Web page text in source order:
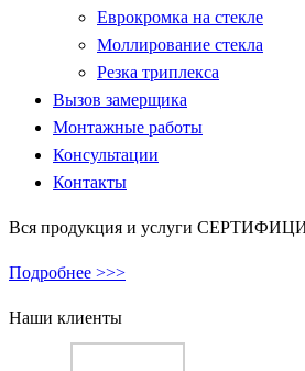
Еврокромка на стекле
Моллирование стекла
Резка триплекса
Вызов замерщика
Монтажные работы
Консультации
Контакты
Вся продукция и услуги
Подробнее >>>
Наши клиенты